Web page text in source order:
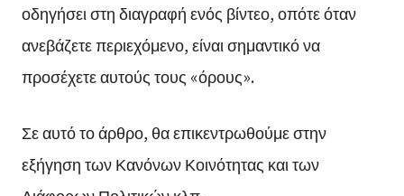
οδηγήσει στη διαγραφή ενός βίντεο, οπότε όταν
ανεβάζετε περιεχόμενο, είναι σημαντικό να
προσέχετε αυτούς τους «όρους».
Σε αυτό το άρθρο, θα επικεντρωθούμε στην
εξήγηση των Κανόνων Κοινότητας και των